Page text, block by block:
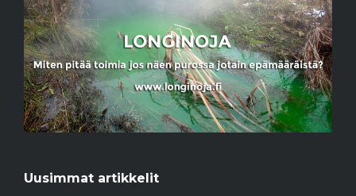
Uusimmat artikkelit